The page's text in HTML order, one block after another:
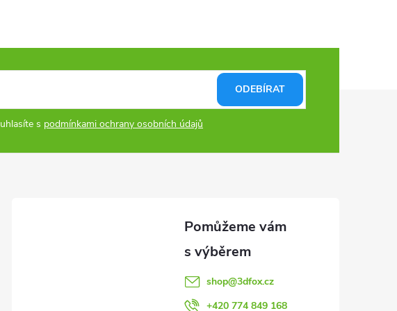
s podmínkami ochrany osobních údajů
ODEBÍRAT
shop@3dfox.cz
+420 774 849 168